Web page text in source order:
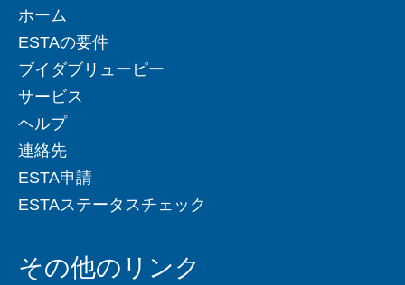
ホーム
ESTAの要件
ブイダブリューピー
サービス
ヘルプ
連絡先
ESTA申請
ESTAステータスチェック
その他のリンク